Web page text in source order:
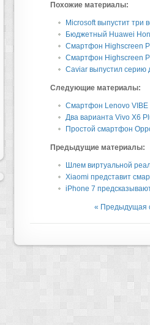
Похожие материалы:
Microsoft выпустит три
Бюджетный Huawei
Смартфон Highscreen
Смартфон Highscreen
Caviar выпустил серию
Следующие материалы:
Смартфон Lenovo
Два варианта Vivo X6
Простой смартфон
Предыдущие материалы:
Шлем виртуальной
Xiaomi представит
iPhone 7
« Предыдущая